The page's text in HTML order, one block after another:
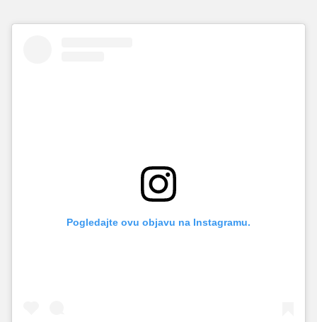
Pogledajte ovu objavu na Instagramu.